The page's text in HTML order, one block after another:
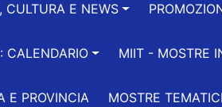
CULTURA E NEWS
CALENDARIO MIIT - MOSTRE
E PROVINCIA MOSTRE